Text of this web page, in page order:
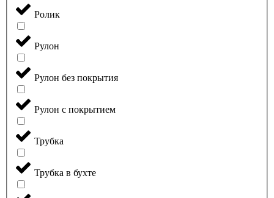
Ролик
Рулон
Рулон без покрытия
Рулон с покрытием
Трубка
Трубка в бухте